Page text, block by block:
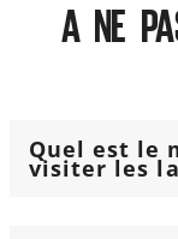
A NE
Quel est le
visiter les